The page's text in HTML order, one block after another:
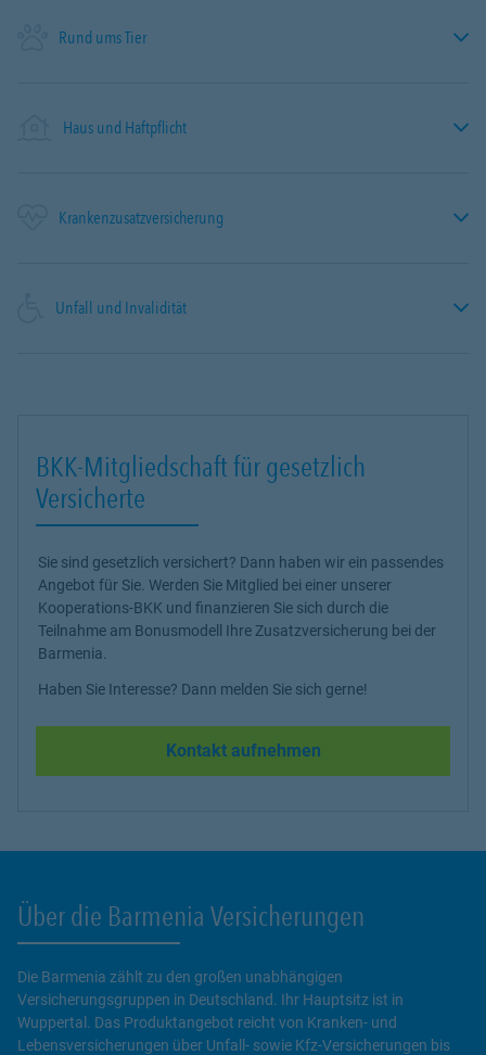
Rund ums Tier
Haus und Haftpflicht
Krankenzusatzversicherung
Unfall und Invalidität
BKK-Mitgliedschaft für gesetzlich
Versicherte
Sie sind gesetzlich versichert? Dann haben wir ein passendes
Angebot für Sie. Werden Sie Mitglied bei einer unserer
Kooperations-BKK und finanzieren Sie sich durch die
Teilnahme am Bonusmodell Ihre Zusatzversicherung bei der
Barmenia.
Haben Sie Interesse? Dann melden Sie sich gerne!
Kontakt aufnehmen
Über die Barmenia Versicherungen
Die Barmenia zählt zu den großen unabhängigen
Versicherungsgruppen in Deutschland. Ihr Hauptsitz ist in
Wuppertal. Das Produktangebot reicht von Kranken- und
Lebensversicherungen über Unfall- sowie Kfz-Versicherungen bis